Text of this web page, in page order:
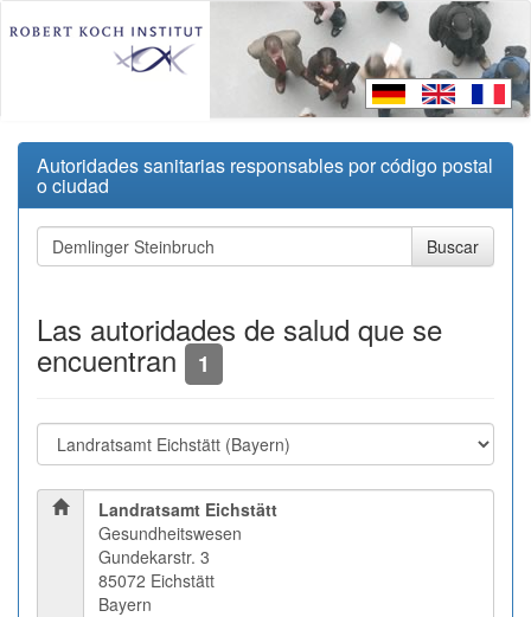
Autoridades sanitarias responsables por código postal
o ciudad
Las autoridades de salud que se
encuentran 1
Landratsamt Eichstätt
Gesundheitswesen
Gundekarstr. 3
85072 Eichstätt
Bayern